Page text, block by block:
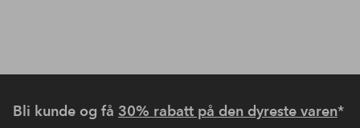
Bli kunde og få 30% rabatt på den dyreste varen*